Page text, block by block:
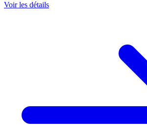
Voir les détails